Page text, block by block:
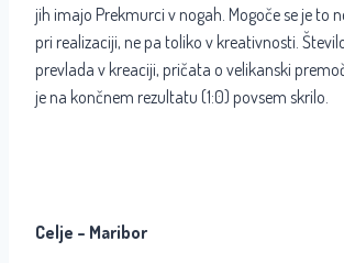
jih imajo Prekmurci v nogah. Mogoče se je to
pri realizaciji, ne pa toliko v kreativnosti.
prevlada v kreaciji, pričata o velikanski
je na končnem rezultatu (1:0) povsem skrilo.
Celje – Maribor